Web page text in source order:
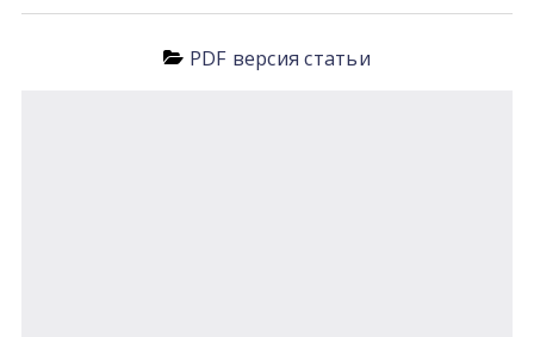
PDF версия статьи